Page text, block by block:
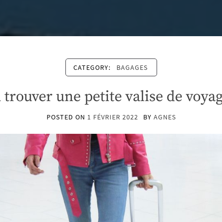
CATEGORY: BAGAGES
trouver une petite valise de
POSTED ON 1 FÉVRIER 2022 BY AGNES